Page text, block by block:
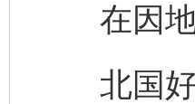
在因地
北国好